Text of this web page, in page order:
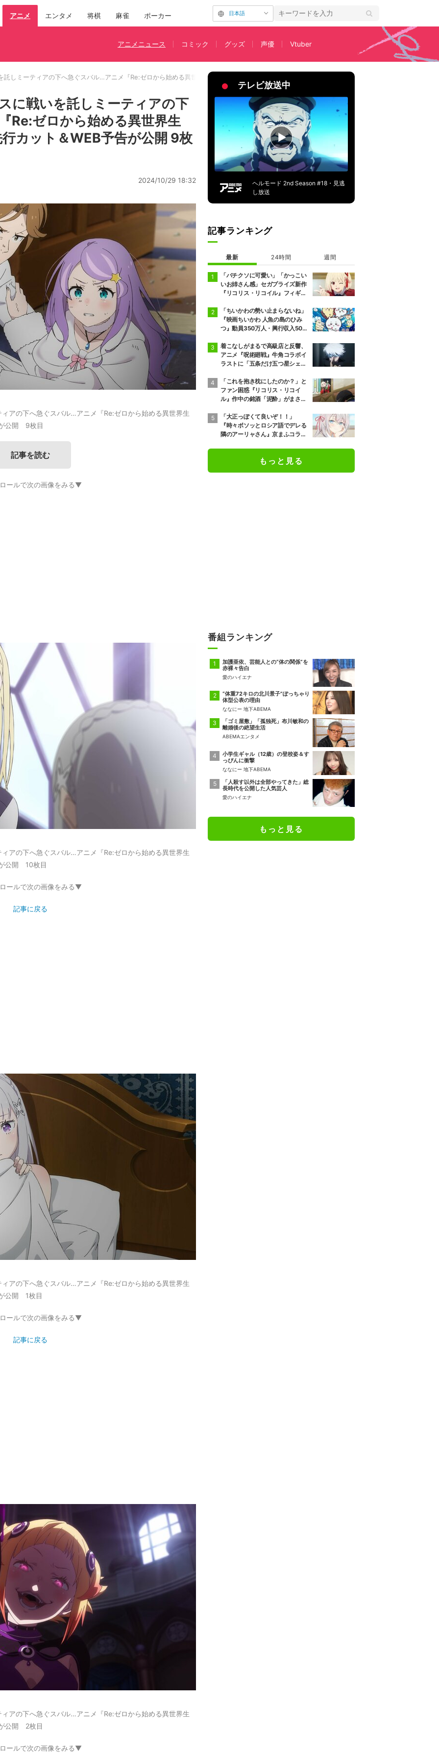
アニメ エンタメ 将棋 麻雀 ポーカー 日本語
アニメニュース コミック グッズ 声優 Vtuber
託しミーティアの下へ急ぐスバル…アニメ『Re:ゼロから始める異世界生活』55話あらすじ＆先行カット＆WEB予告が公開
に戦いを託しミーティアの下
Re:ゼロから始める異世界生
カット＆WEB予告が公開 9枚
2024/10/29 18:32
アの下へ急ぐスバル…アニメ『Re:ゼロから始める異世界生
公開 9枚目
記事を読む
ールで次の画像をみる▼
アの下へ急ぐスバル…アニメ『Re:ゼロから始める異世界生
公開 10枚目
ールで次の画像をみる▼
記事に戻る
アの下へ急ぐスバル…アニメ『Re:ゼロから始める異世界生
公開 1枚目
ールで次の画像をみる▼
記事に戻る
アの下へ急ぐスバル…アニメ『Re:ゼロから始める異世界生
公開 2枚目
ールで次の画像をみる▼
テレビ放送中
ヘルモード 2nd Season #18・見逃
し放送
記事ランキング
最新 24時間 週間
「バチクソに可愛い」「かっこい
いお姉さん感」セガプライズ新作
『リコリス・リコイル』フィギュ
「ちいかわの勢い止まらないね」
『映画ちいかわ 人魚の島のひみ
つ』動員350万人・興行収入50億
着こなしがまるで高級店と反響、
アニメ『呪術廻戦』牛角コラボイ
ラストに「五条だけ五つ星シェ
「これを抱き枕にしたのか？」と
ファン困惑『リコリス・リコイ
ル』作中の銘酒「泥酔」がまさか
「大正っぽくて良いぞ！！」
『時々ボソッとロシア語でデレる
隣のアーリャさん』京まふコラボ
もっと見る
番組ランキング
加護亜依、芸能人との“体の関係”を
赤裸々告白
愛のハイエナ
“体重72キロの北川景子”ぽっちゃり
体型公表の理由
ななにー 地下ABEMA
「ゴミ屋敷」「孤独死」布川敏和の
離婚後の絶望生活
ABEMAエンタメ
小学生ギャル（12歳）の登校姿＆す
っぴんに衝撃
ななにー 地下ABEMA
「人殺す以外は全部やってきた」総
長時代を公開した人気芸人
愛のハイエナ
もっと見る